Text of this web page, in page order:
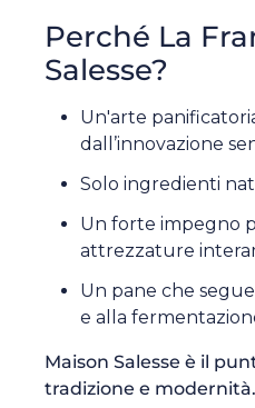
Perché La
Salesse?
Un'arte
dall’innovazione
Solo ingredienti
Un forte impegno
attrezzature
Un pane che
e alla
Maison Salesse è il
tradizione e